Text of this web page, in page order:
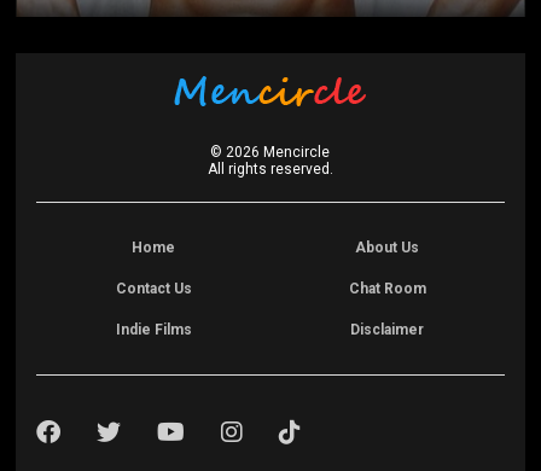
© 2026 Mencircle
All rights reserved.
Home About Us
Contact Us Chat Room
Indie Films Disclaimer